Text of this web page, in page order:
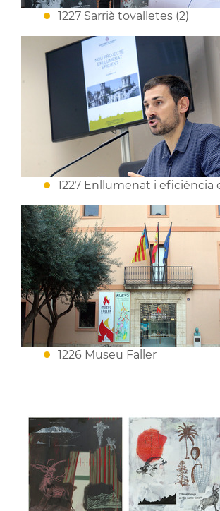
1227 Sarrià tovalletes (2)
1227 Enllumenat i eficiència
1226 Museu Faller